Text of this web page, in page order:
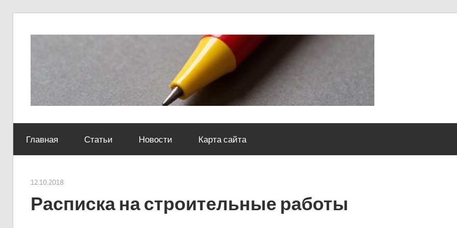
юридический
центр
Главная Статьи Новости Карта сайта
12.10.2018Евгений Георгиевич
Расписка на строительные работы